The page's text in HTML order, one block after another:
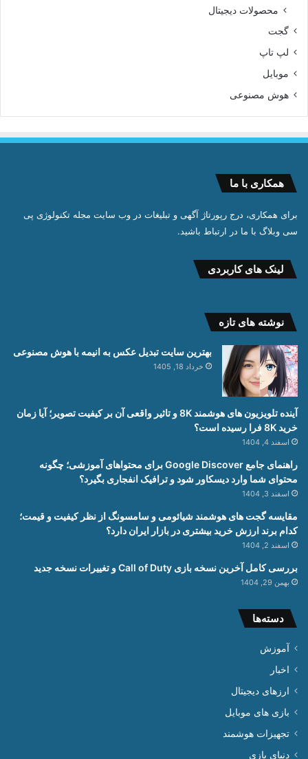
محصولات دیجیتال
گجت
لپ تاپ
موبایل
هوش مصنوعی
همکاری با ما
برای همکاری، درج رپورتاژ آگهی و تبلیغات در وب سایت مجله تکنولوژی پی
سی وبلاگ با ما در ارتباط باشید.
لینک های کاربردی
نوشته های تازه
بهترین سایت تبدیل عکس به انیمه با هوش مصنوعی
خرداد 18, 1405
آینده تلویزیون های هوشمند 8K و تاثیر واقعی آن بر کیفیت تصویر؛ آیا زمان
خرید 8K فرا رسیده است؟
اسفند 4, 1404
راهنمای جامع Google Discover برای محتواهای آموزشی؛ چگونه
محتوای شما وارد دیسکاور شود و ترافیک انفجاری بگیرد؟
اسفند 3, 1404
مقایسه گجت های هوشمند شیائومی و سامسونگ از نظر کیفیت و قیمت؛
کدام برند ارزش خرید بیشتری در بازار ایران دارد؟
اسفند 2, 1404
بررسی کامل آخرین نسخه بازی Call of Duty و تغییرات نسخه جدید
بهمن 29, 1404
دسته‌ها
آموزش
اخبار
ارزهای دیجیتال
بازی های موبایل
تجهیزات هوشمند
دنیای بازی